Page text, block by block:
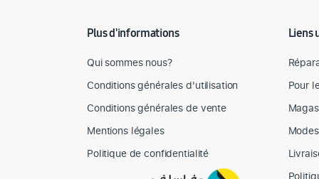
Plus d'informations
Qui sommes nous?
Conditions générales d'utilisation
Conditions générales de vente
Mentions légales
Politique de confidentialité
Liens
Pour